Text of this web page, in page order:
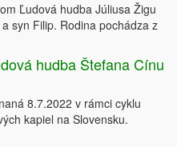
Ľudová hudba Júliusa Žigu
syn Filip. Rodina pochádza z
hudba Štefana Cínu
8.7.2022 v rámci cyklu
kapiel na Slovensku.